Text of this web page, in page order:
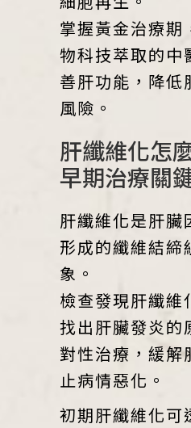
掌握黃金治療期
物科技萃取的中
善肝功能，降低
風險。
肝纖維化怎
早期治療關
肝纖維化是肝臟
形成的纖維結締
象。
檢查發現肝纖維
找出肝臟發炎的
對性治療，緩解
止病情惡化。
初期肝纖維化可